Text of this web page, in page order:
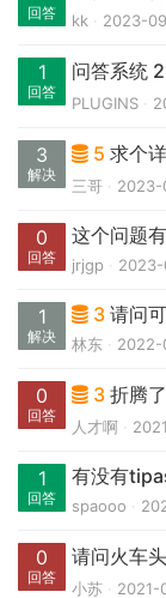
回答 kk 2023-
1
回答
问答系统
PLUGINS
3
解决
5 求个
三哥
2023-
0
回答
这个问题
jrjgp 2023-
1
解决
3 请问
林东 2022-
0
回答
3 折腾
人才啊
1
回答
有没有
spaooo
0
回答
请问火车
小苏
2021-